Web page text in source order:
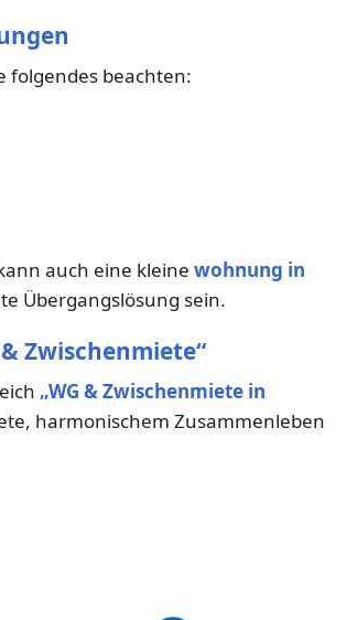
folgendes beachten:
auch eine kleine wohnung in
Übergangslösung sein.
Zwischenmiete“
„WG & Zwischenmiete in
harmonischem Zusammenleben